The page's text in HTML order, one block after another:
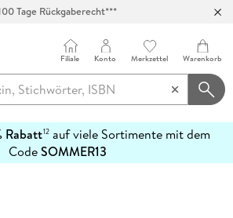
Tage Rückgaberecht***
Filiale Konto Merkzettel Warenkorb
Rabatt12auf viele Sortimente mit dem
CodeSOMMER13